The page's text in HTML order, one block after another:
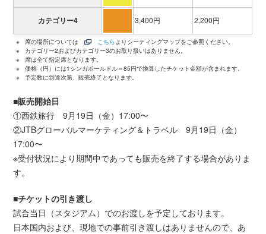
カテゴリー4 3,400円 2,200円
※ 席の場所については こちら よりシーティングマップをご参照ください。
※
カテゴリー2およびカテゴリー3のお取り扱いはありません。
※
席は全て指定席となります。
※
価格（円）には1シンガポールドル＝85円で換算したチケット金額が含まれます。
※
予定数に到達次第、販売終了となります。
■販売開始日
①西鉄旅行 9月19日（金）17:00〜
②JTBグローバルマーケティング＆トラベル 9月19日（金）
17:00〜
※受付状況により期間中であっても販売を終了する場合がありま
す。
■チケットの引き渡し
試合当日（スタジアム）でのお渡しを予定しております。
日本国内および、現地での事前引き渡しはありませんので、あ